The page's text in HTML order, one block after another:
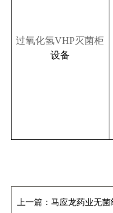
过氧化氢VHP灭菌柜
设备
上一篇：